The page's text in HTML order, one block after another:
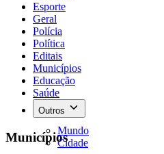
Esporte
Geral
Polícia
Política
Editais
Municípios
Educação
Saúde
Outros
Mundo
Cidade
Municípios